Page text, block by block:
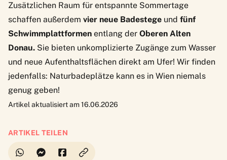
Zusätzlichen Raum für entspannte Sommertage
schaffen außerdem vier neue Badestege und fünf
Schwimmplattformen entlang der Oberen Alten
Donau. Sie bieten unkomplizierte Zugänge zum Wasser
und neue Aufenthaltsflächen direkt am Ufer! Wir finden
jedenfalls: Naturbadeplätze kann es in Wien niemals
genug geben!
Artikel aktualisiert am 16.06.2026
ARTIKEL TEILEN